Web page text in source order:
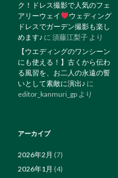
ク！ドレス撮影で人気のフェ
アリーウェイ
ウェディング
ドレスでガーデン撮影も楽し
めます♪ に 須藤江梨子 より
【ウエディングのワンシーン
にも使える！】古くから伝わ
る風習を、お二人の永遠の誓
いとして素敵に演出♪ に
editor_kanmuri_gp より
アーカイブ
2026年2月 (7)
2026年1月 (4)